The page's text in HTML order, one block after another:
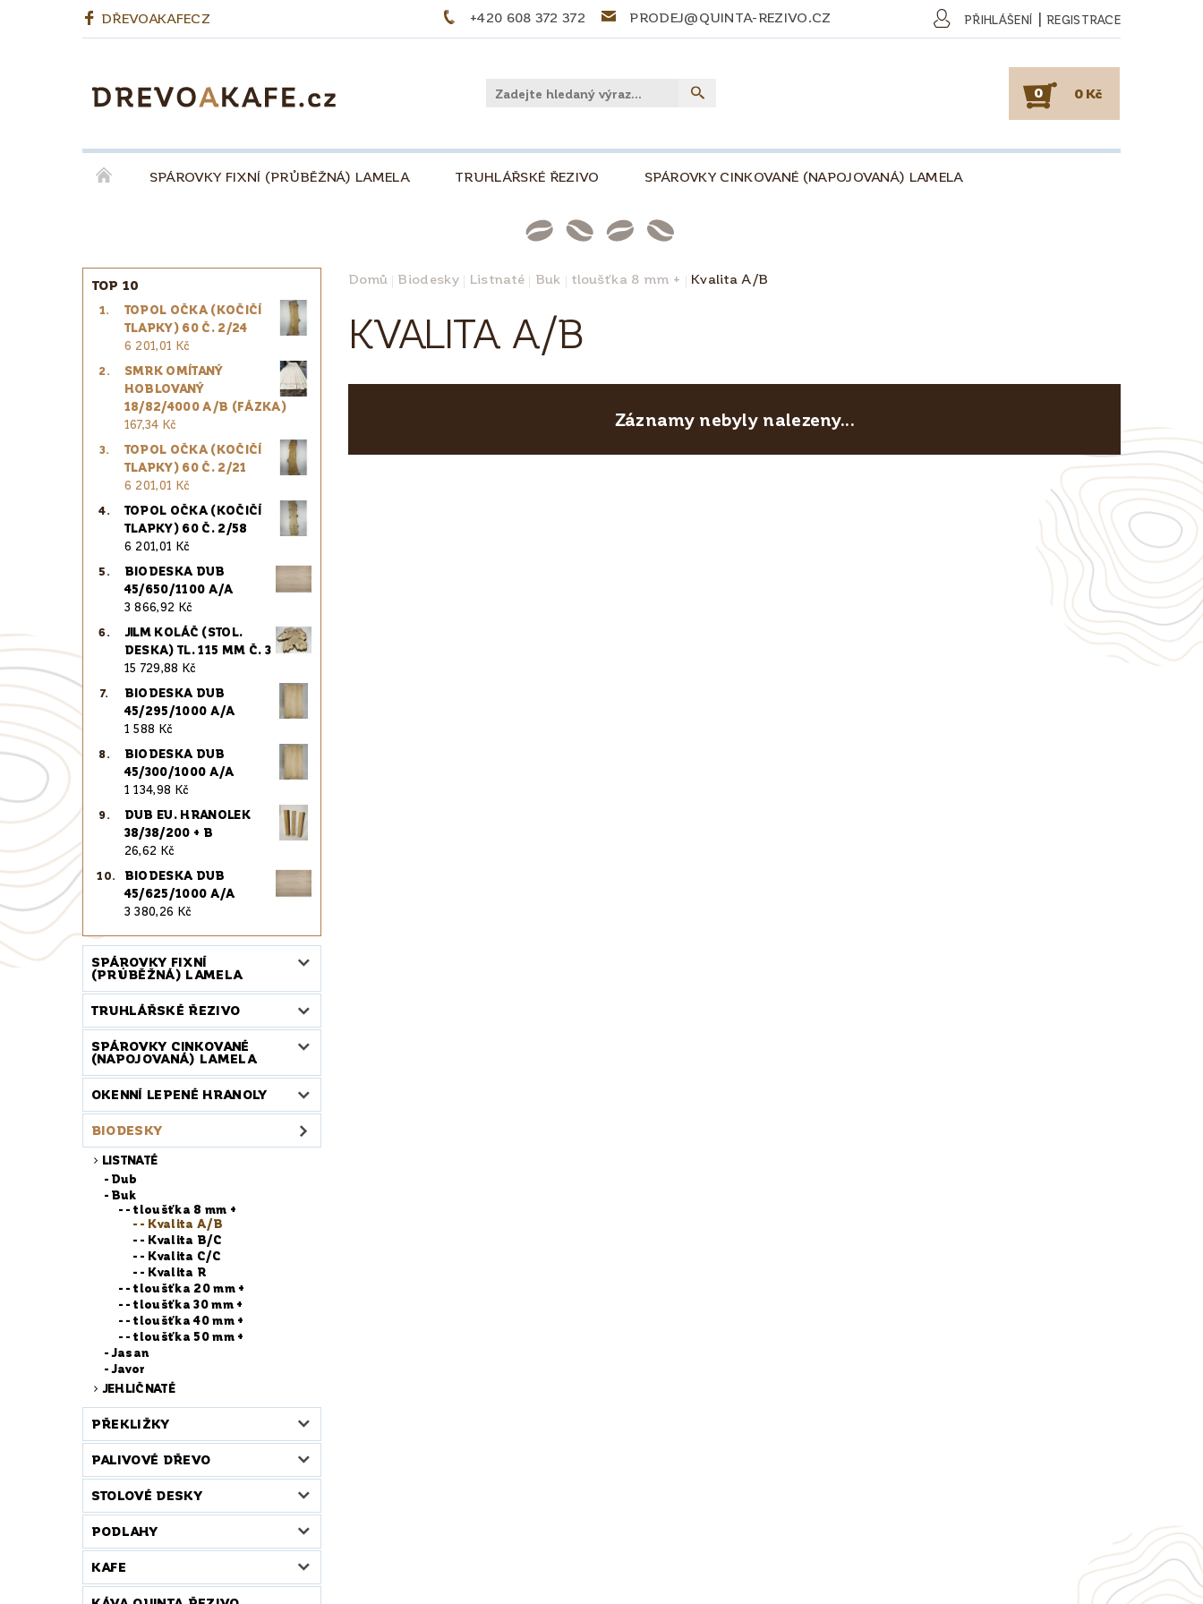
DŘEVOAKAFECZ +420 608 372 372 PRODEJ@QUINTA-REZIVO.CZ PŘIHLÁŠENÍ | REGISTRACE
0 0 Kč
SPÁROVKY FIXNÍ (PRŮBĚŽNÁ) LAMELA TRUHLÁŘSKÉ ŘEZIVO SPÁROVKY CINKOVANÉ (NAPOJOVANÁ) LAMELA
PALIVOVÉ DŘEVO
KÁVA QUINTA ŘEZIVO ESPRESSO 100% - ZRNKOVÁ, 500
PRO ŘEMESLNÍKY PRO DESIGNÉRY PRO KUTILY A MODELÁŘE
TOP 10
TOPOL OČKA (KOČIČÍ
TLAPKY) 60 Č. 2/24
6 201,01 Kč
SMRK OMÍTANÝ
HOBLOVANÝ
18/82/4000 A/B (FÁZKA)
167,34 Kč
TOPOL OČKA (KOČIČÍ
TLAPKY) 60 Č. 2/21
6 201,01 Kč
TOPOL OČKA (KOČIČÍ
TLAPKY) 60 Č. 2/58
6 201,01 Kč
BIODESKA DUB
45/650/1100 A/A
3 866,92 Kč
JILM KOLÁČ (STOL.
DESKA) TL. 115 MM Č. 3
15 729,88 Kč
BIODESKA DUB
45/295/1000 A/A
1 588 Kč
BIODESKA DUB
45/300/1000 A/A
1 134,98 Kč
DUB EU. HRANOLEK
38/38/200 + B
26,62 Kč
BIODESKA DUB
45/625/1000 A/A
3 380,26 Kč
SPÁROVKY FIXNÍ
(PRŮBĚŽNÁ) LAMELA
TRUHLÁŘSKÉ ŘEZIVO
SPÁROVKY CINKOVANÉ
(NAPOJOVANÁ) LAMELA
OKENNÍ LEPENÉ HRANOLY
BIODESKY
LISTNATÉ
Dub
Buk
- tloušťka 8 mm +
- Kvalita A/B
- Kvalita B/C
- Kvalita C/C
- Kvalita R
- tloušťka 20 mm +
- tloušťka 30 mm +
- tloušťka 40 mm +
- tloušťka 50 mm +
Jasan
Javor
JEHLIČNATÉ
PŘEKLIŽKY
PALIVOVÉ DŘEVO
STOLOVÉ DESKY
PODLAHY
KAFE
Domů Biodesky Listnaté Buk tloušťka 8 mm + Kvalita A/B
KVALITA A/B
Záznamy nebyly nalezeny...